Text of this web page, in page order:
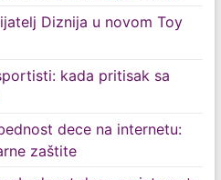
Diznija u novom Toy
kada pritisak sa
dece na internetu:
zaštite